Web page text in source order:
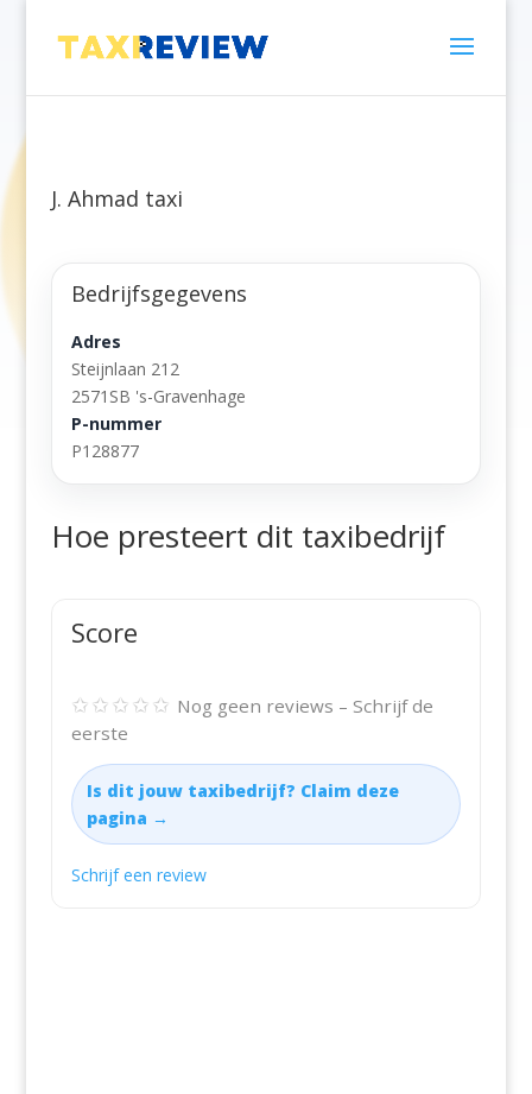
J. Ahmad taxi
Bedrijfsgegevens
Adres
Steijnlaan 212
2571SB 's-Gravenhage
P-nummer
P128877
Hoe presteert dit taxibedrijf
Score
✩✩✩✩✩ Nog geen reviews – Schrijf de
eerste
Is dit jouw taxibedrijf? Claim deze
pagina →
Schrijf een review